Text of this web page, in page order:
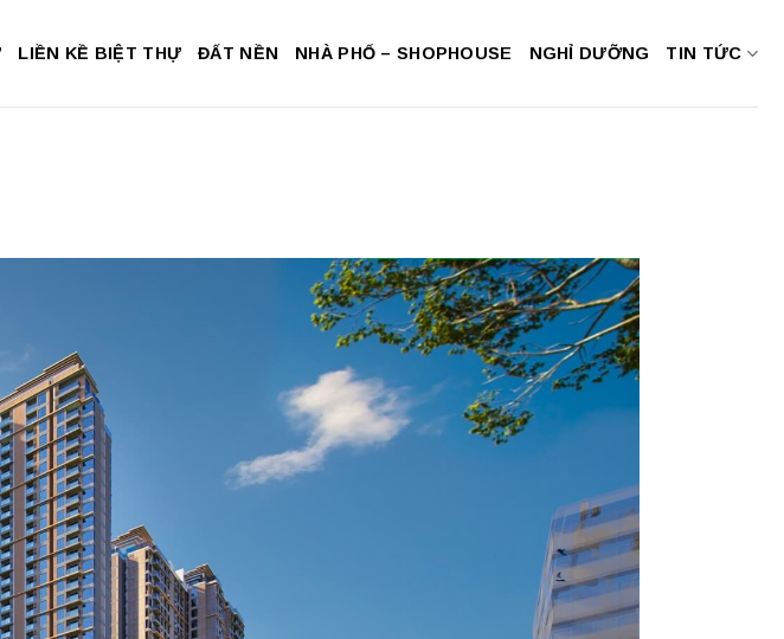
LIỀN KỀ BIỆT THỰ ĐẤT NỀN NHÀ PHỐ – SHOPHOUSE NGHỈ DƯỠNG TIN TỨC